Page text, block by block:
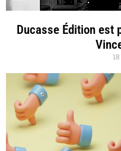
Ducasse Édition est